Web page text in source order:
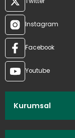
Instagram
Facebook
Youtube
Kurumsal